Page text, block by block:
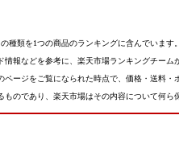
種類を1つの商品のランキングに含んでいま
報などを参考に、楽天市場ランキングチー
ージをご覧になられた時点で、価格・送料
のであり、楽天市場はその内容について何ら